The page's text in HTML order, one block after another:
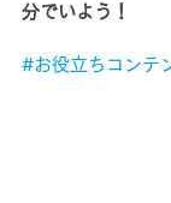
分でいよう！
#お役立ちコンテ